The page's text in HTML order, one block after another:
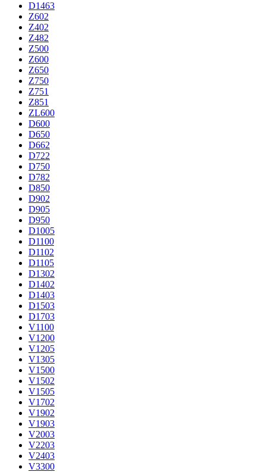
D1463
Z602
Z402
Z482
Z500
Z600
Z650
Z750
Z751
Z851
ZL600
D600
D650
D662
D722
D750
D782
D850
D902
D905
D950
D1005
D1100
D1102
D1105
D1302
D1402
D1403
D1503
D1703
V1100
V1200
V1205
V1305
V1500
V1502
V1505
V1702
V1902
V1903
V2003
V2203
V2403
V3300